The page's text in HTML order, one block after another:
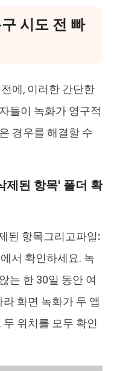
시도 전 빠
에, 이러한 간단한
들이 녹화가 영구적
경우를 해결할 수
제된 항목' 폴더 확
된 항목그리고파일:
에서 확인하세요. 녹
않는 한 30일 동안 여
화면 녹화가 두 앱
위치를 모두 확인